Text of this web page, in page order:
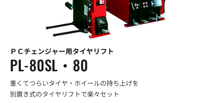
ＰＣチェンジャー用タイヤリフト
PL-80SL・80
重くてつらいタイヤ・ホイールの持ち上げを
別置き式のタイヤリフトで楽々セット